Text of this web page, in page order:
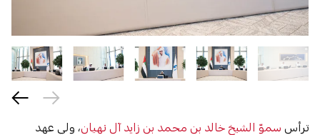
ترأس سموّ الشيخ خالد بن محمد بن زايد آل نهيان، ولي عهد